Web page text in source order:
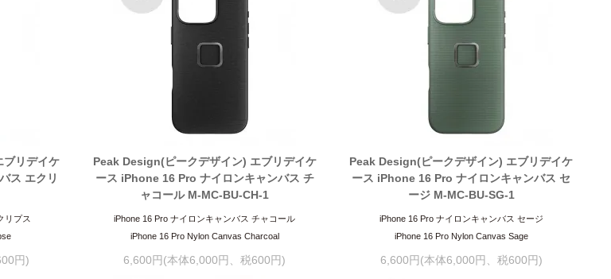
リデイケ
ス エクリ
リプス
円)
Peak Design(ピークデザイン) エブリデイケ
ース iPhone 16 Pro ナイロンキャンバス チ
ャコール M-MC-BU-CH-1
iPhone 16 Pro ナイロンキャンバス チャコール
iPhone 16 Pro Nylon Canvas Charcoal
6,600円(本体6,000円、税600円)
Peak Design(ピークデザイン) エブリデイケ
ース iPhone 16 Pro ナイロンキャンバス セ
ージ M-MC-BU-SG-1
iPhone 16 Pro ナイロンキャンバス セージ
iPhone 16 Pro Nylon Canvas Sage
6,600円(本体6,000円、税600円)